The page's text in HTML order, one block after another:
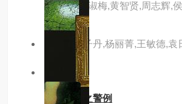
雄,张莽,谭淑梅,黄智贤,周志辉,
主演：甄子丹,杨丽菁,王敏德,袁
hd
机动部队之警例